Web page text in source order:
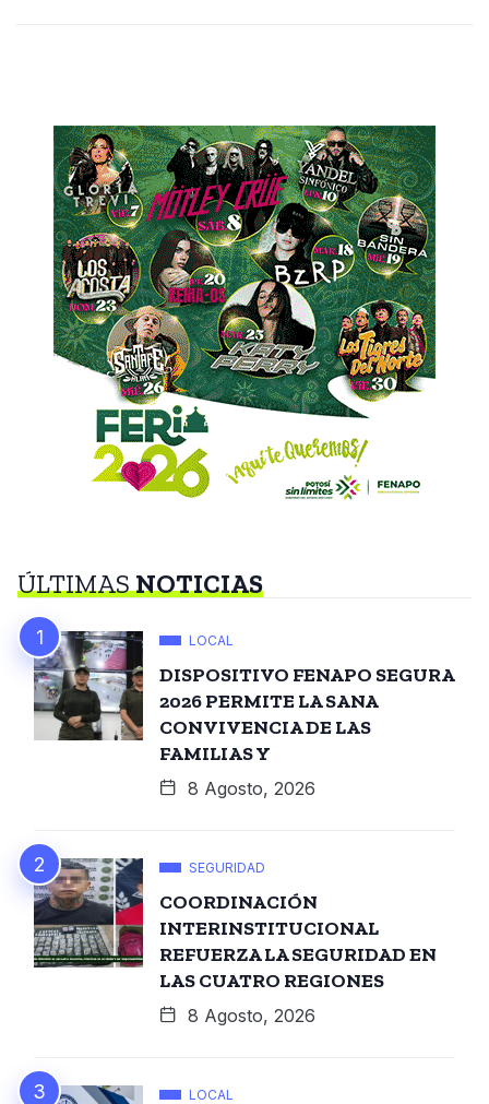
ÚLTIMASNOTICIAS
LOCAL
DISPOSITIVO FENAPO SEGURA
2026 PERMITE LA SANA
CONVIVENCIA DE LAS
FAMILIAS Y
8 Agosto, 2026
SEGURIDAD
COORDINACIÓN
INTERINSTITUCIONAL
REFUERZA LA SEGURIDAD EN
LAS CUATRO REGIONES
8 Agosto, 2026
LOCAL